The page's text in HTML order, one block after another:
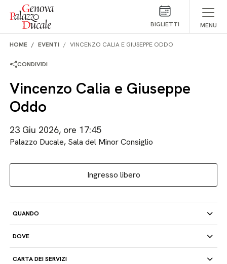
Salta al contenuto
BIGLIETTI MENU
HOME EVENTI VINCENZO CALIA E GIUSEPPE ODDO
CONDIVIDI
Vincenzo Calia e Giuseppe
Oddo
23 Giu 2026, ore 17:45
Palazzo Ducale, Sala del Minor Consiglio
Ingresso libero
QUANDO
DOVE
CARTA DEI SERVIZI